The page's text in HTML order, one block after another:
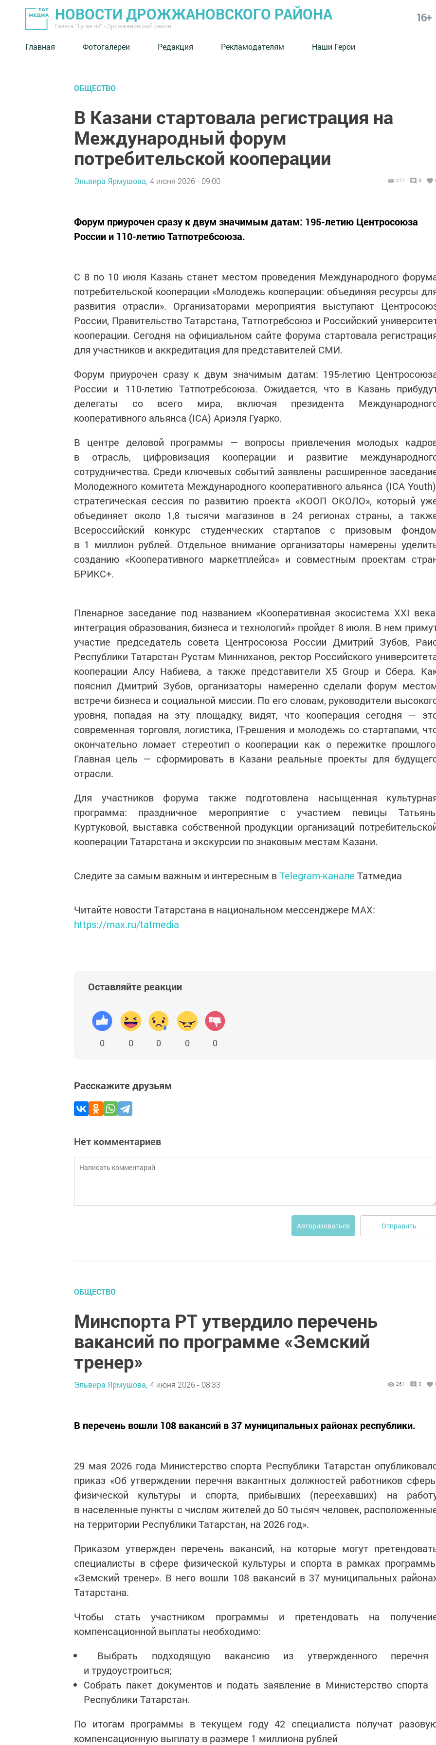
НОВОСТИ ДРОЖЖАНОВСКОГО РАЙОНА
Газета "Туган як" - Дрожжановский район
16+
Главная Фотогалереи Редакция Рекламодателям Наши Герои
ОБЩЕСТВО
В Казани стартовала регистрация на
Международный форум
потребительской кооперации
Эльвира Ярмушова, 4 июня 2026 - 09:00 277 0
Форум приурочен сразу к двум значимым датам: 195-летию Центросоюза
России и 110-летию Татпотребсоюза.
С 8 по 10 июля Казань станет местом проведения Международного
потребительской кооперации «Молодежь кооперации: объединяя ресурсы
развития отрасли». Организаторами мероприятия выступают
России, Правительство Татарстана, Татпотребсоюз и Российский
кооперации. Сегодня на официальном сайте форума стартовала
для участников и аккредитация для представителей СМИ.
Форум приурочен сразу к двум значимым датам: 195-летию
России и 110-летию Татпотребсоюза. Ожидается, что в Казань
делегаты со всего мира, включая президента
кооперативного альянса (ICA) Ариэля Гуарко.
В центре деловой программы — вопросы привлечения молодых
в отрасль, цифровизация кооперации и развитие
сотрудничества. Среди ключевых событий заявлены расширенное
Молодежного комитета Международного кооперативного альянса (ICA
стратегическая сессия по развитию проекта «КООП ОКОЛО», который
объединяет около 1,8 тысячи магазинов в 24 регионах страны, а
Всероссийский конкурс студенческих стартапов с призовым
в 1 миллион рублей. Отдельное внимание организаторы намерены
созданию «Кооперативного маркетплейса» и совместным проектам
БРИКС+.
Пленарное заседание под названием «Кооперативная экосистема XXI
интеграция образования, бизнеса и технологий» пройдет 8 июля. В нем
участие председатель совета Центросоюза России Дмитрий Зубов,
Республики Татарстан Рустам Минниханов, ректор Российского
кооперации Алсу Набиева, а также представители X5 Group и Сбера.
пояснил Дмитрий Зубов, организаторы намеренно сделали форум
встречи бизнеса и социальной миссии. По его словам, руководители
уровня, попадая на эту площадку, видят, что кооперация сегодня —
современная торговля, логистика, IT-решения и молодежь со стартапами,
окончательно ломает стереотип о кооперации как о пережитке
Главная цель — сформировать в Казани реальные проекты для
отрасли.
Для участников форума также подготовлена насыщенная
программа: праздничное мероприятие с участием певицы
Куртуковой, выставка собственной продукции организаций
кооперации Татарстана и экскурсии по знаковым местам Казани.
Следите за самым важным и интересным вTelegram-канале Татмедиа
Читайте новости Татарстана в национальном мессенджере MАХ:
https://max.ru/tatmedia
Оставляйте реакции
0 0 0 0 0
Расскажите друзьям
Нет комментариев
Авторизоваться Отправить
ОБЩЕСТВО
Минспорта РТ утвердило перечень
вакансий по программе «Земский
тренер»
Эльвира Ярмушова, 4 июня 2026 - 08:33 261 0
В перечень вошли 108 вакансий в 37 муниципальных районах республики.
29 мая 2026 года Министерство спорта Республики Татарстан
приказ «Об утверждении перечня вакантных должностей работников
физической культуры и спорта, прибывших (переехавших) на
в населенные пункты с числом жителей до 50 тысяч человек,
на территории Республики Татарстан, на 2026 год».
Приказом утвержден перечень вакансий, на которые могут
специалисты в сфере физической культуры и спорта в рамках
«Земский тренер». В него вошли 108 вакансий в 37 муниципальных
Татарстана.
Чтобы стать участником программы и претендовать на
компенсационной выплаты необходимо:
Выбрать подходящую вакансию из утвержденного перечня
и трудоустроиться;
Собрать пакет документов и подать заявление в Министерство спорта
Республики Татарстан.
По итогам программы в текущем году 42 специалиста получат
компенсационную выплату в размере 1 миллиона рублей